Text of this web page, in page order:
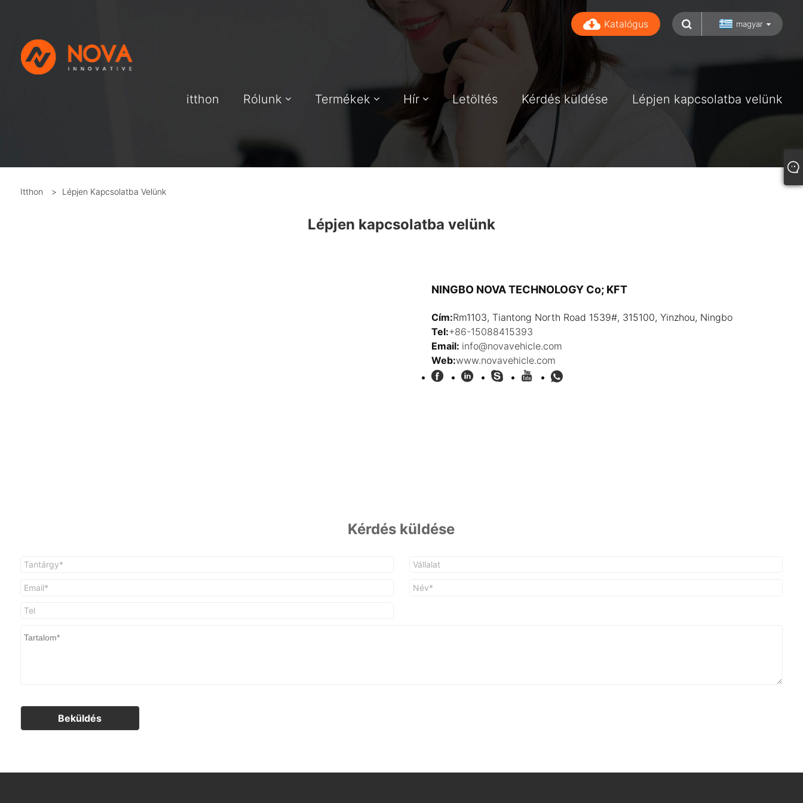
magyar
Katalógus
itthon Rólunk Termékek Hír Letöltés Kérdés küldése Lépjen kapcsolatba velünk
Itthon > Lépjen Kapcsolatba Velünk
Lépjen kapcsolatba velünk
NINGBO NOVA TECHNOLOGY Co; KFT
Cím:Rm1103, Tiantong North Road 1539#, 315100, Yinzhou, Ningbo
Tel:+86-15088415393
Email: info@novavehicle.com
Web:www.novavehicle.com
Kérdés küldése